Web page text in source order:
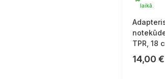
laikā.
TPR, 18
14,00 €